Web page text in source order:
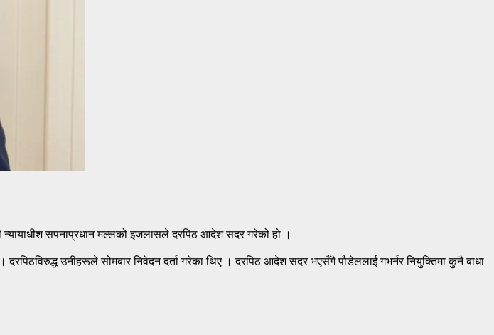
न्यायाधीश सपनाप्रधान मल्लको इजलासले दरपिठ आदेश सदर गरेको हो ।
दरपिठविरुद्ध उनीहरूले सोमबार निवेदन दर्ता गरेका थिए । दरपिठ आदेश सदर भएसँगै पौडेललाई गभर्नर नियुक्तिमा कुनै बाधा